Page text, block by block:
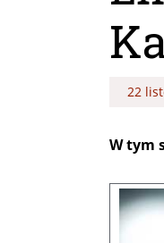
22
W tym